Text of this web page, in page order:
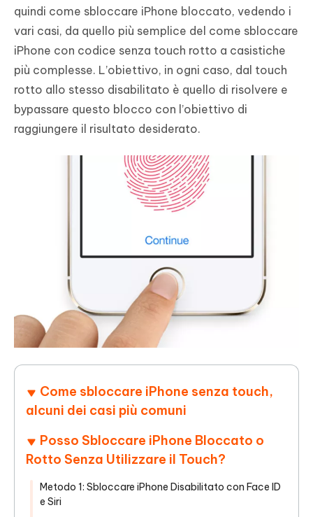
quindi come sbloccare iPhone bloccato, vedendo i
vari casi, da quello più semplice del come sbloccare
iPhone con codice senza touch rotto a casistiche
più complesse. L’obiettivo, in ogni caso, dal touch
rotto allo stesso disabilitato è quello di risolvere e
bypassare questo blocco con l’obiettivo di
raggiungere il risultato desiderato.
Come sbloccare iPhone senza touch,
alcuni dei casi più comuni
Posso Sbloccare iPhone Bloccato o
Rotto Senza Utilizzare il Touch?
Metodo 1: Sbloccare iPhone Disabilitato con Face ID
e Siri